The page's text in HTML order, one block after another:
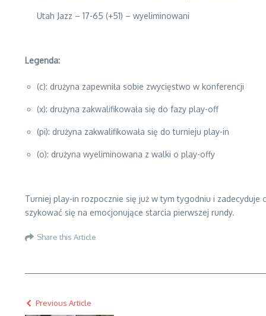
Utah Jazz – 17-65 (+51) – wyeliminowani
Legenda:
(c): drużyna zapewniła sobie zwycięstwo w konferencji
(x): drużyna zakwalifikowała się do fazy play-off
(pi): drużyna zakwalifikowała się do turnieju play-in
(o): drużyna wyeliminowana z walki o play-offy
Turniej play-in rozpocznie się już w tym tygodniu i
szykować się na emocjonujące starcia pierwszej rundy.
Share this Article
Previous Article